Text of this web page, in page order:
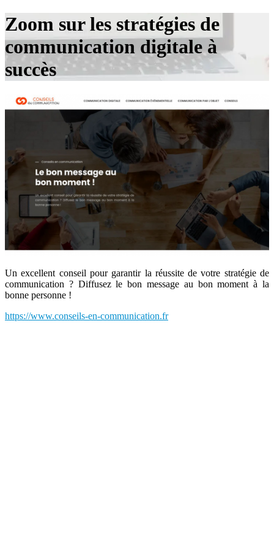
Zoom sur les stratégies de
communication digitale à
succès
Un excellent conseil pour garantir la réussite de votre stratégie de
communication ? Diffusez le bon message au bon moment à la
bonne personne !
https://www.conseils-en-communication.fr